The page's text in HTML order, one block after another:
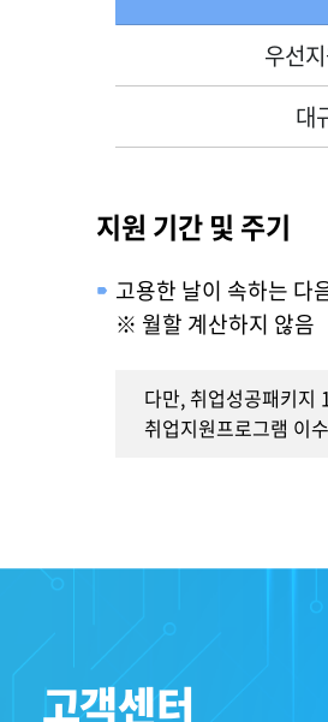
우선
대
지원 기간 및 주기
고용한 날이 속하는 다
※ 월할 계산하지 않음
다만, 취업성공패키지
취업지원프로그램 이
고객센터